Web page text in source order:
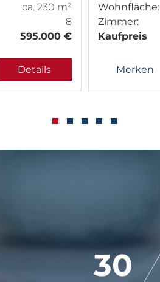
ca. 230 m²
8
595.000 €
Details
Wohnfläche:
Zimmer:
Kaufpreis
Merken
30